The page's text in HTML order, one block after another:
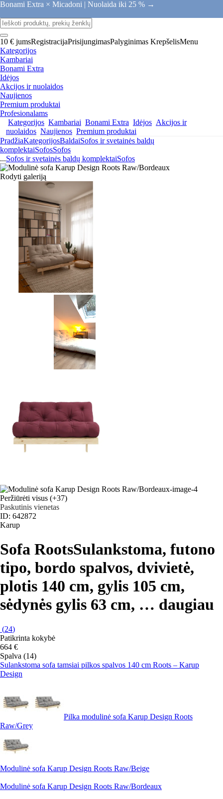
Bonami Extra × Micadoni | Nuolaida iki 25 % →
10 € jumsRegistracijaPrisijungimasPalyginimas KrepšelisMenu
Kategorijos
Kambariai
Bonami Extra
Idėjos
Akcijos ir nuolaidos
Naujienos
Premium produktai
Profesionalams
Kategorijos Kambariai Bonami Extra Idėjos Akcijos ir
nuolaidos Naujienos Premium produktai
PradžiaKategorijosBaldaiSofos ir svetainės baldų
komplektaiSofosSofos
...Sofos ir svetainės baldų komplektaiSofos
Rodyti galeriją
Peržiūrėti visus (+37)
Paskutinis vienetas
ID: 642872
Karup
Sofa RootsSulankstoma, futono
tipo, bordo spalvos, dvivietė,
plotis 140 cm, gylis 105 cm,
sėdynės gylis 63 cm, … daugiau
(24)
Patikrinta kokybė
664 €
Spalva (14)
Sulankstoma sofa tamsiai pilkos spalvos 140 cm Roots – Karup
Design
Pilka modulinė sofa Karup Design Roots
Raw/Grey
Modulinė sofa Karup Design Roots Raw/Beige
Modulinė sofa Karup Design Roots Raw/Bordeaux